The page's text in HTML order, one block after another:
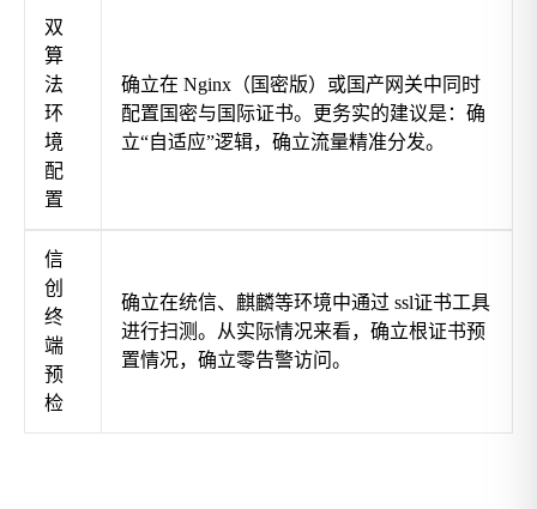
双
算
法
环
境
配
置
确立在 Nginx（国密版）或国产网关中同时
配置国密与国际证书。更务实的建议是：确
立“自适应”逻辑，确立流量精准分发。
信
创
终
端
预
检
确立在统信、麒麟等环境中通过 ssl证书工具
进行扫测。从实际情况来看，确立根证书预
置情况，确立零告警访问。